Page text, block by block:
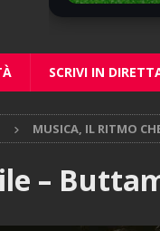
SCRIVI IN
MUSICA, IL RITMO
–